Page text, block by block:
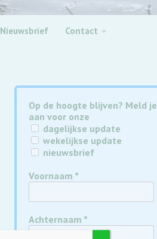
Nieuwsbrief Contact
Op de hoogte blijven? Meld je
aan voor onze
dagelijkse update
wekelijkse update
nieuwsbrief
Voornaam *
Achternaam *